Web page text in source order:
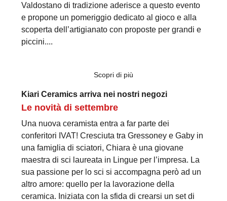
Valdostano di tradizione aderisce a questo evento
e propone un pomeriggio dedicato al gioco e alla
scoperta dell’artigianato con proposte per grandi e
piccini....
Scopri di più
Kiari Ceramics arriva nei nostri negozi
Le novità di settembre
Una nuova ceramista entra a far parte dei
conferitori IVAT! Cresciuta tra Gressoney e Gaby in
una famiglia di sciatori, Chiara è una giovane
maestra di sci laureata in Lingue per l’impresa. La
sua passione per lo sci si accompagna però ad un
altro amore: quello per la lavorazione della
ceramica. Iniziata con la sfida di crearsi un set di